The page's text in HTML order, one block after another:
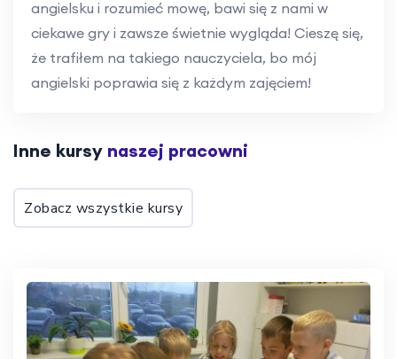
angielsku i rozumieć mowę, bawi się z nami w
ciekawe gry i zawsze świetnie wygląda! Cieszę się,
że trafiłem na takiego nauczyciela, bo mój
angielski poprawia się z każdym zajęciem!
Inne kursy naszej pracowni
Zobacz wszystkie kursy